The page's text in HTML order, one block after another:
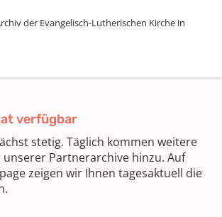
der Evangelisch-Lutherischen Kirche in
verfügbar
stetig. Täglich kommen weitere
Partnerarchive hinzu. Auf
zeigen wir Ihnen tagesaktuell die